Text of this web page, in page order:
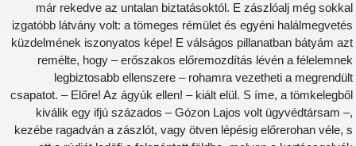
már rekedve az untalan biztatásoktól. E zászlóalj még
izgatóbb látvány volt: a tömeges rémület és egyéni
küzdelmének iszonyatos képe! E válságos pillanatban bátyám
remélte, hogy – erőszakos előremozdítás lévén a
legbiztosabb ellenszere – rohamra vezetheti a
csapatot. – Előre! Az ágyúk ellen! – kiált elül. S íme, a
kiválik egy ifjú százados – Gózon Lajos volt ügyvédtársam
kezébe ragadván a zászlót, vagy ötven lépésig előrerohan véle,